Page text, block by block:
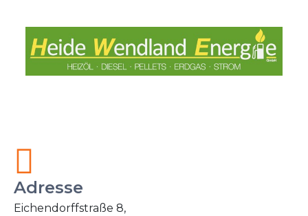
Adresse
Eichendorffstraße 8,